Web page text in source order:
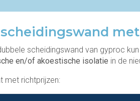
scheidingswand
scheidingswand van gyproc
en/of akoestische isolatie in de
met richtprijzen: